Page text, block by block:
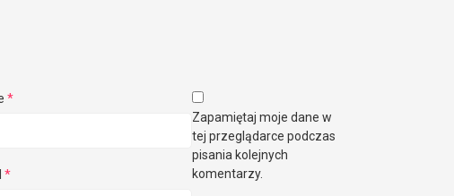
*
*
Zapamiętaj moje dane w
tej przeglądarce podczas
pisania kolejnych
komentarzy.